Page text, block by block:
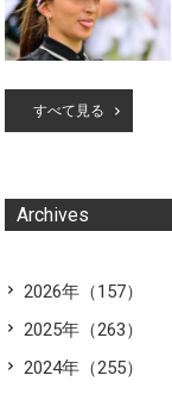
すべて見る
Archives
2026年（157）
2025年（263）
2024年（255）